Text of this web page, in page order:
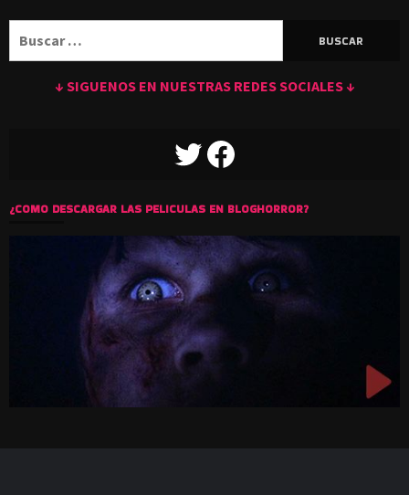
↓ SIGUENOS EN NUESTRAS REDES SOCIALES ↓
TWITTERFACEBOOK
¿COMO DESCARGAR LAS PELICULAS EN BLOGHORROR?